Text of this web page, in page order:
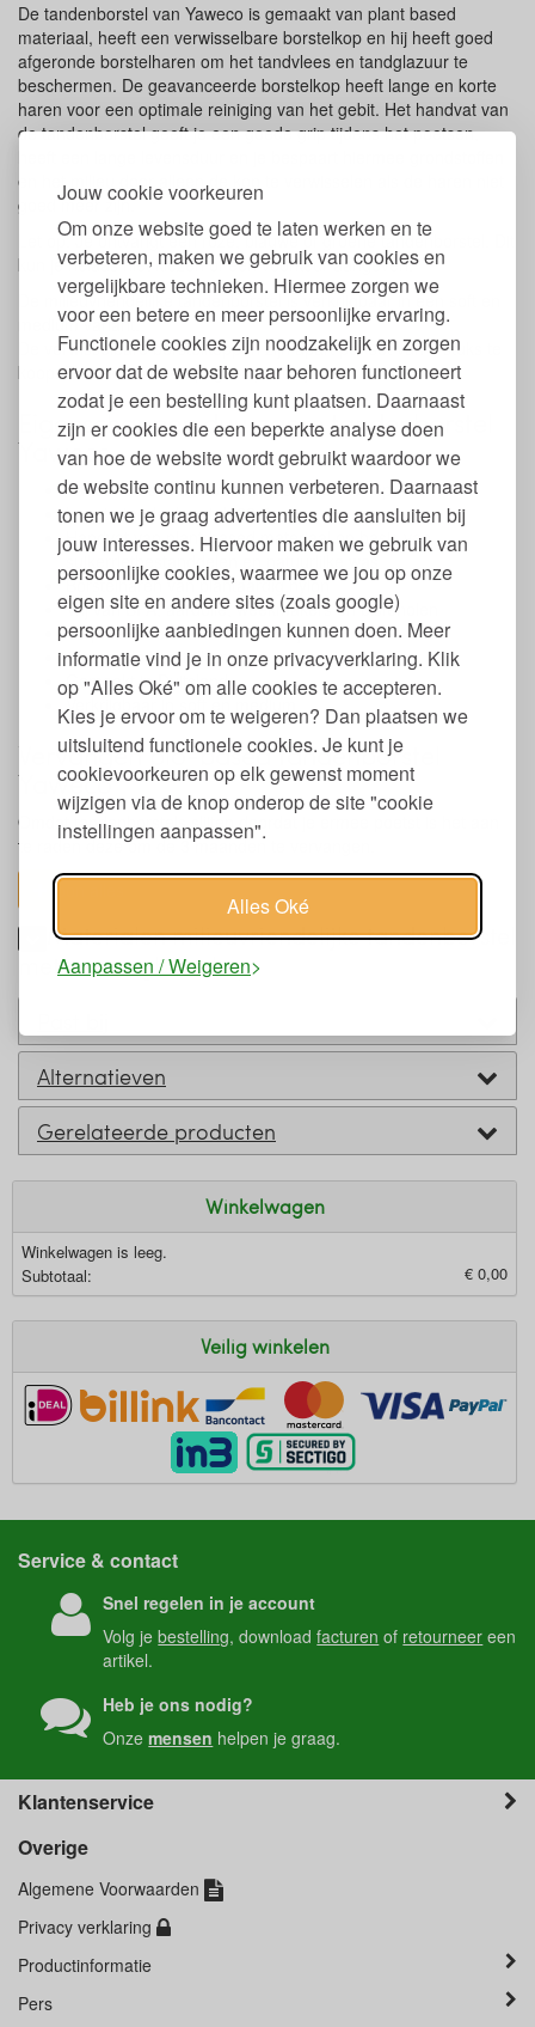
Jouw cookie voorkeuren
Om onze website goed te laten werken en te
verbeteren, maken we gebruik van cookies en
vergelijkbare technieken. Hiermee zorgen we
voor een betere en meer persoonlijke ervaring.
Functionele cookies zijn noodzakelijk en zorgen
ervoor dat de website naar behoren functioneert
zodat je een bestelling kunt plaatsen. Daarnaast
zijn er cookies die een beperkte analyse doen
van hoe de website wordt gebruikt waardoor we
de website continu kunnen verbeteren. Daarnaast
tonen we je graag advertenties die aansluiten bij
jouw interesses. Hiervoor maken we gebruik van
persoonlijke cookies, waarmee we jou op onze
eigen site en andere sites (zoals google)
persoonlijke aanbiedingen kunnen doen. Meer
informatie vind je in onze privacyverklaring. Klik
op "Alles Oké" om alle cookies te accepteren.
Kies je ervoor om te weigeren? Dan plaatsen we
uitsluitend functionele cookies. Je kunt je
cookievoorkeuren op elk gewenst moment
wijzigen via de knop onderop de site "cookie
instellingen aanpassen".
Alles Oké
Aanpassen / Weigeren
De tandenborstel van Yaweco is gemaakt van plant based
materiaal, heeft een verwisselbare borstelkop en hij heeft goed
afgeronde borstelharen om het tandvlees en tandglazuur te
beschermen. De geavanceerde borstelkop heeft lange en korte
haren voor een optimale reiniging van het gebit. Het handvat van
de tandenborstel geeft je een goede grip tijdens het poetsen,
en het milieu door alleen de kop te verwisselen als de haren niet
goed meer zijn.
Let op: Je ontvangt een roze, blauwe of groene tandenborstel. Dit
kun je helaas niet kiezen of een voorkeur aangeven.
De milieuvriendelijke tandenborstel is verkrijgbaar in een soft en
medium variant.
De verwisselbare borstelkoppen zijn apart per set van 4 stuks te
koop. Zie onderaan de pagina 'past bij'.
Eigenschappen duurzame tandenborstel
Yaweco
Tandenborstel met vervangbare borstelkop
Lengte tandenborstel: 22,5 cm.
Handvat van plant-based materiaal op basis van
suikerrietbestanddelen en natuurlijke was
Borstelharen van plantaardig nylon
Vrij van BPA, aardolie, weekmakers en bisfenolen
Verpakt in een kartonnen doosje
Afgeronde borstelharen
Gemaakt in Duitsland
Verkrijgbaar in soft en medium
Vervangen bio-based tandenborstel
Yaweco
Omdat tandenborstels slijten doordat je ermee poetst is het aan
te raden deze om de 3 maanden te vervangen.
toon alles
Materialen milieuvriendelijke tandenborstel
met vervangbare kop
Alternatieven
Gerelateerde producten
Winkelwagen
Winkelwagen is leeg.
Subtotaal:
€ 0,00
Veilig winkelen
Service & contact
Snel regelen in je account
Volg jebestelling, downloadfacturen of retourneer een
artikel.
Heb je ons nodig?
Onzemensen helpen je graag.
Klantenservice
Overige
Algemene Voorwaarden
Privacy verklaring
Productinformatie
Pers